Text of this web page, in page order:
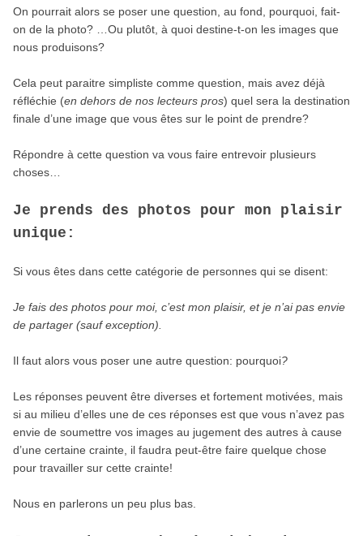
On pourrait alors se poser une question, au fond, pourquoi, fait-
on de la photo? …Ou plutôt, à quoi destine-t-on les images que
nous produisons?
Cela peut paraitre simpliste comme question, mais avez déjà
réfléchie (en dehors de nos lecteurs pros) quel sera la destination
finale d’une image que vous êtes sur le point de prendre?
Répondre à cette question va vous faire entrevoir plusieurs
choses…
Je prends des photos pour mon plaisir
unique:
Si vous êtes dans cette catégorie de personnes qui se disent:
Je fais des photos pour moi, c’est mon plaisir, et je n’ai pas envie
de partager (sauf exception).
Il faut alors vous poser une autre question: pourquoi?
Les réponses peuvent être diverses et fortement motivées, mais
si au milieu d’elles une de ces réponses est que vous n’avez pas
envie de soumettre vos images au jugement des autres à cause
d’une certaine crainte, il faudra peut-être faire quelque chose
pour travailler sur cette crainte!
Nous en parlerons un peu plus bas.